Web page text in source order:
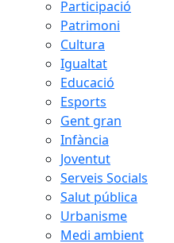
Participació
Patrimoni
Cultura
Igualtat
Educació
Esports
Gent gran
Infància
Joventut
Serveis Socials
Salut pública
Urbanisme
Medi ambient